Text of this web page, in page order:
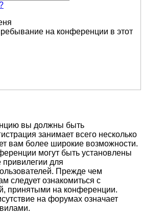
на конференции в этот
вы должны быть
занимает всего несколько
вам более широкие возможности.
могут быть установлены
для
Прежде чем
следует ознакомиться с
принятыми на конференции.
на форумах означает